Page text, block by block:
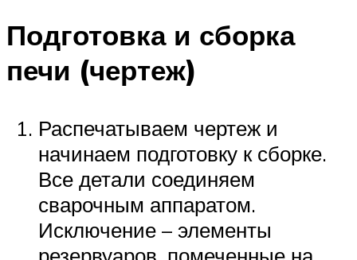
Подготовка и сборка
печи (чертеж)
Распечатываем чертеж и
начинаем подготовку к сборке.
Все детали соединяем
сварочным аппаратом.
Исключение – элементы